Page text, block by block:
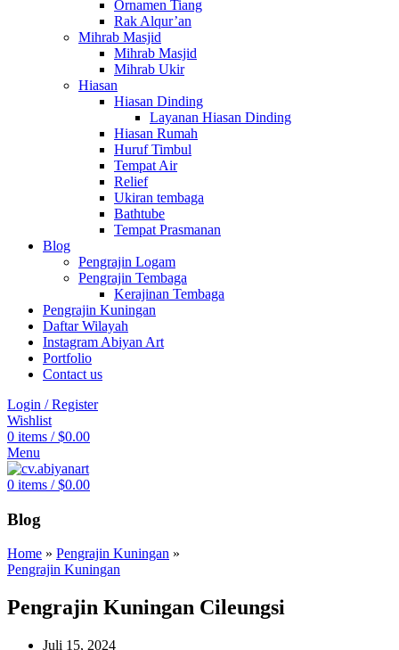
Ornamen Tiang
Rak Alqur’an
Mihrab Masjid
Mihrab Masjid
Mihrab Ukir
Hiasan
Hiasan Dinding
Layanan Hiasan Dinding
Hiasan Rumah
Huruf Timbul
Tempat Air
Relief
Ukiran tembaga
Bathtube
Tempat Prasmanan
Blog
Pengrajin Logam
Pengrajin Tembaga
Kerajinan Tembaga
Pengrajin Kuningan
Daftar Wilayah
Instagram Abiyan Art
Portfolio
Contact us
Login / Register
Wishlist
0 items / $0.00
Menu
0 items / $0.00
Blog
Home » Pengrajin Kuningan »
Pengrajin Kuningan
Pengrajin Kuningan Cileungsi
Juli 15, 2024